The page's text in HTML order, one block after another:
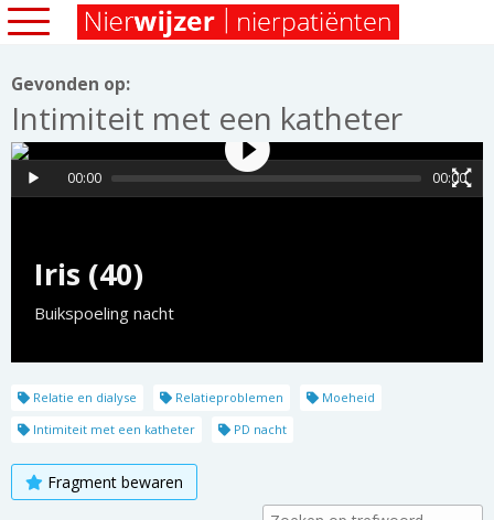
Gevonden op:
Intimiteit met een katheter
Iris (40)
Buikspoeling nacht
00:00 00:00
Relatie en dialyse Relatieproblemen
Moeheid
Intimiteit met een katheter
PD nacht
Fragment bewaren